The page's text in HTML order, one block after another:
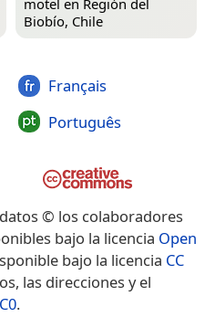
Biobío, Chile
Français
Português
© los colaboradores
bajo la licencia Open
bajo la licencia CC
las direcciones y el
.